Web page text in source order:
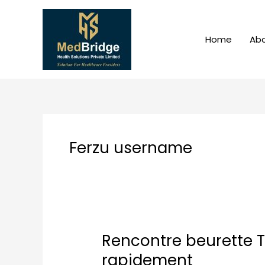
Home
Ferzu username
Rencontre beurette
rapidement
Rencontre
beurette